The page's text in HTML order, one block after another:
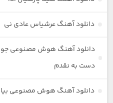
دانلود آهنگ عرشیاس عادی نی
دانلود آهنگ هوش مصنوعی
دست به نقدم
دانلود آهنگ هوش مصنوعی بیا